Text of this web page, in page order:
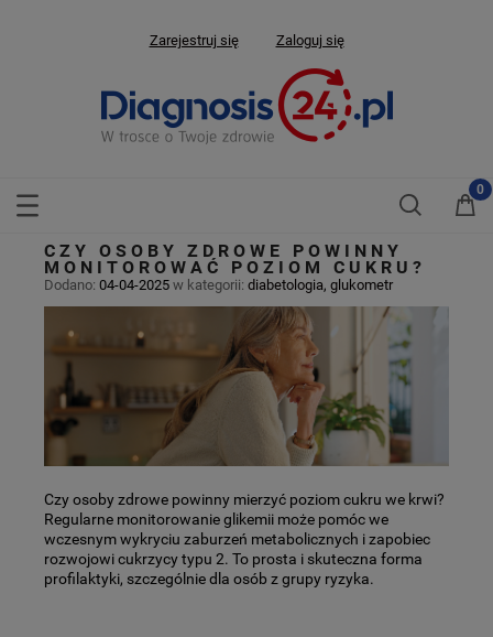
Zarejestruj się Zaloguj się
CZY OSOBY ZDROWE POWINNY
MONITOROWAĆ POZIOM CUKRU?
Dodano: 04-04-2025 w kategorii: diabetologia, glukometr
Czy osoby zdrowe powinny mierzyć poziom cukru we krwi?
Regularne monitorowanie glikemii może pomóc we
wczesnym wykryciu zaburzeń metabolicznych i zapobiec
rozwojowi cukrzycy typu 2. To prosta i skuteczna forma
profilaktyki, szczególnie dla osób z grupy ryzyka.